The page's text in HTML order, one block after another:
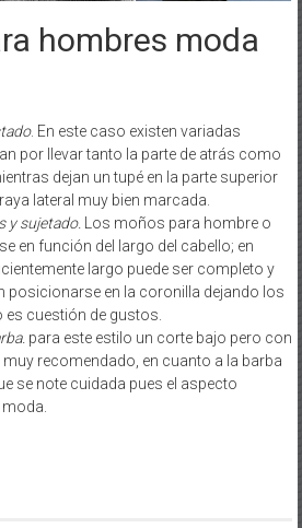
hombres moda
. En este caso existen variadas
por llevar tanto la parte de atrás como
dejan un tupé en la parte superior
lateral muy bien marcada.
y sujetado. Los moños para hombre o
en función del largo del cabello; en
largo puede ser completo y
posicionarse en la coronilla dejando los
es cuestión de gustos.
para este estilo un corte bajo pero con
recomendado, en cuanto a la barba
se note cuidada pues el aspecto